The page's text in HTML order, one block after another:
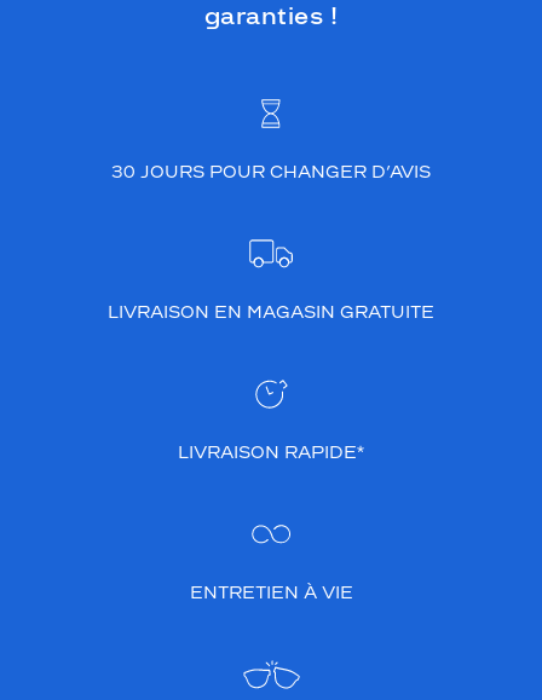
garanties !
30 JOURS POUR CHANGER D’AVIS
LIVRAISON EN MAGASIN GRATUITE
LIVRAISON RAPIDE*
ENTRETIEN À VIE